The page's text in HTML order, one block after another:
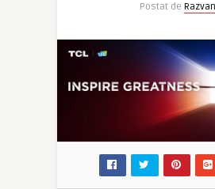
Postat de Razvan